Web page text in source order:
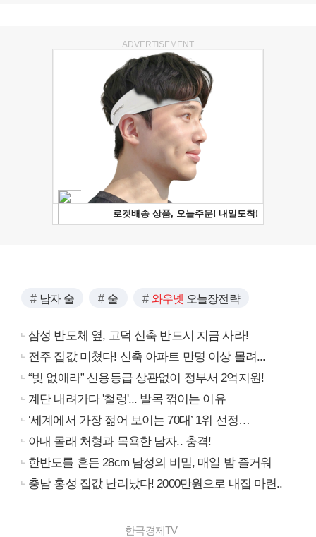
ADVERTISEMENT
남자 술 술 와우넷 오늘장전략
삼성 반도체 옆, 고덕 신축 반드시 지금 사라!
전주 집값 미쳤다! 신축 아파트 만명 이상 몰려...
“빚 없애라” 신용등급 상관없이 정부서 2억지원!
계단 내려가다 '철렁'... 발목 꺾이는 이유
‘세계에서 가장 젊어 보이는 70대’ 1위 선정…
아내 몰래 처형과 목욕한 남자.. 충격!
한반도를 흔든 28cm 남성의 비밀, 매일 밤 즐거워
충남 홍성 집값 난리났다! 2000만원으로 내집 마련..
한국경제TV